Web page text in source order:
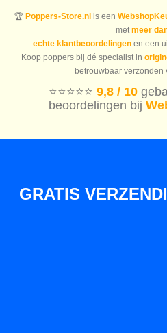
🏆 Poppers-Store.nlis een
met meer
echte klantbeoordelingenen een
Koop poppers bij dé specialist in
betrouwbaar verzonden
⭐️⭐️⭐️⭐️⭐️ 9,8 / 10
beoordelingen bij
GRATIS